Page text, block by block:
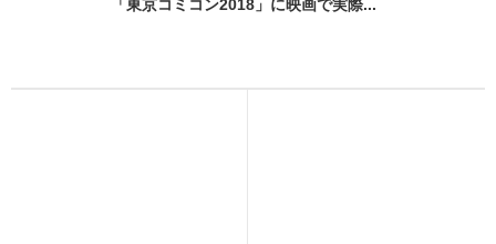
「東京コミコン2018」に映画で実際...